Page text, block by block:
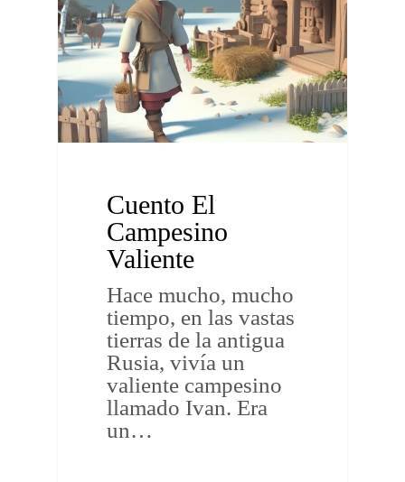
Cuento El
Campesino
Valiente
Hace mucho, mucho
tiempo, en las vastas
tierras de la antigua
Rusia, vivía un
valiente campesino
llamado Ivan. Era
un…